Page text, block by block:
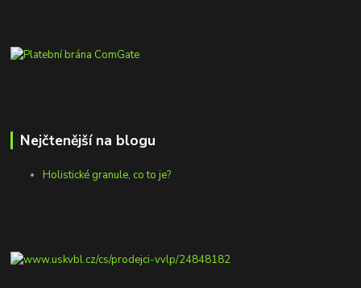
Nejčtenější na blogu
Holistické granule, co to je?